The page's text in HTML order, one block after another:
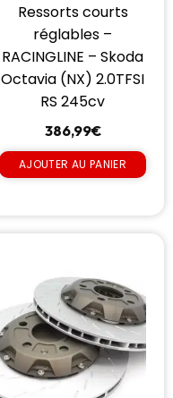
Ressorts courts
réglables –
RACINGLINE – Skoda
Octavia (NX) 2.0TFSI
RS 245cv
386,99€
AJOUTER AU PANIER